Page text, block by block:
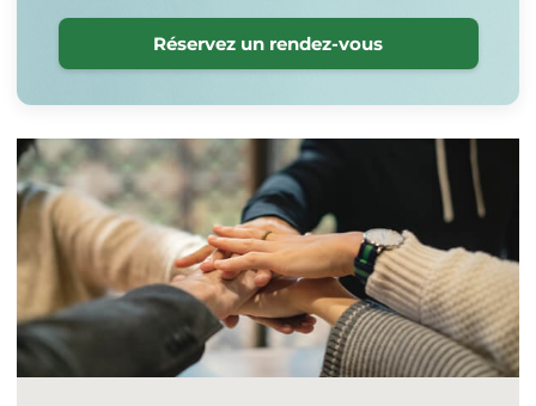
Réservez un rendez-vous